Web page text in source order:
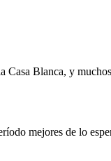
Blanca, y
mejores de lo